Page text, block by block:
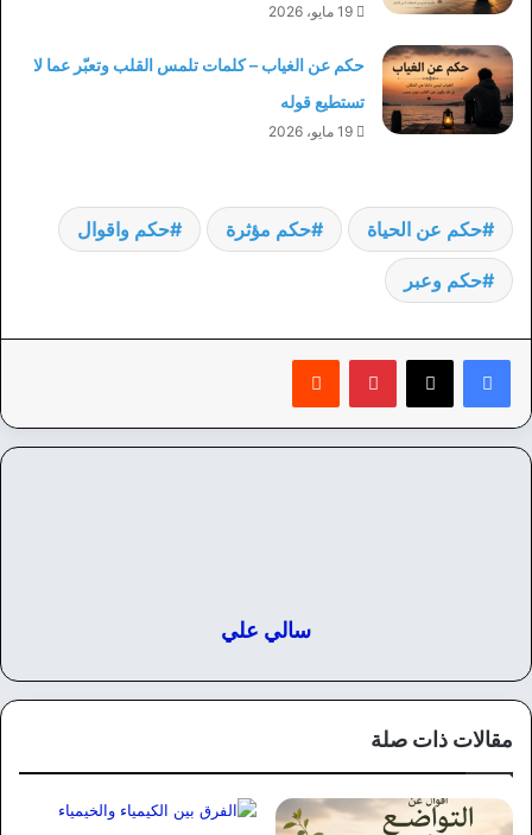
19 مايو، 2026
حكم عن الغياب – كلمات تلمس القلب وتعبّر عما لا
تستطيع قوله
19 مايو، 2026
حكم عن الحياة حكم مؤثرة حكم واقوال
حكم وعبر
بينتيريست
سالي علي
مقالات ذات صلة